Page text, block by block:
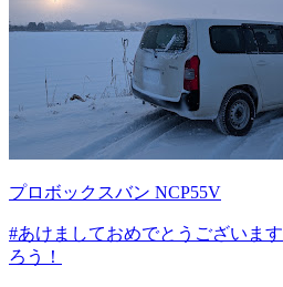
プロボックスバン NCP55V
#あけましておめでとうございます
ろう！